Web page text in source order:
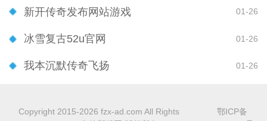
新开传奇发布网站游戏 01-26
冰雪复古52u官网 01-26
我本沉默传奇飞扬 01-26
Copyright 2015-2026 fzx-ad.com All Rights
鄂ICP备